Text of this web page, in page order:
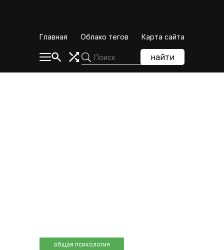
Главная
Облако тегов Карта сайта
найти
общая психология